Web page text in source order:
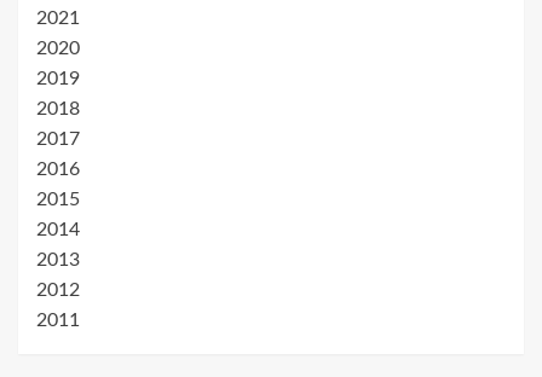
2021
2020
2019
2018
2017
2016
2015
2014
2013
2012
2011